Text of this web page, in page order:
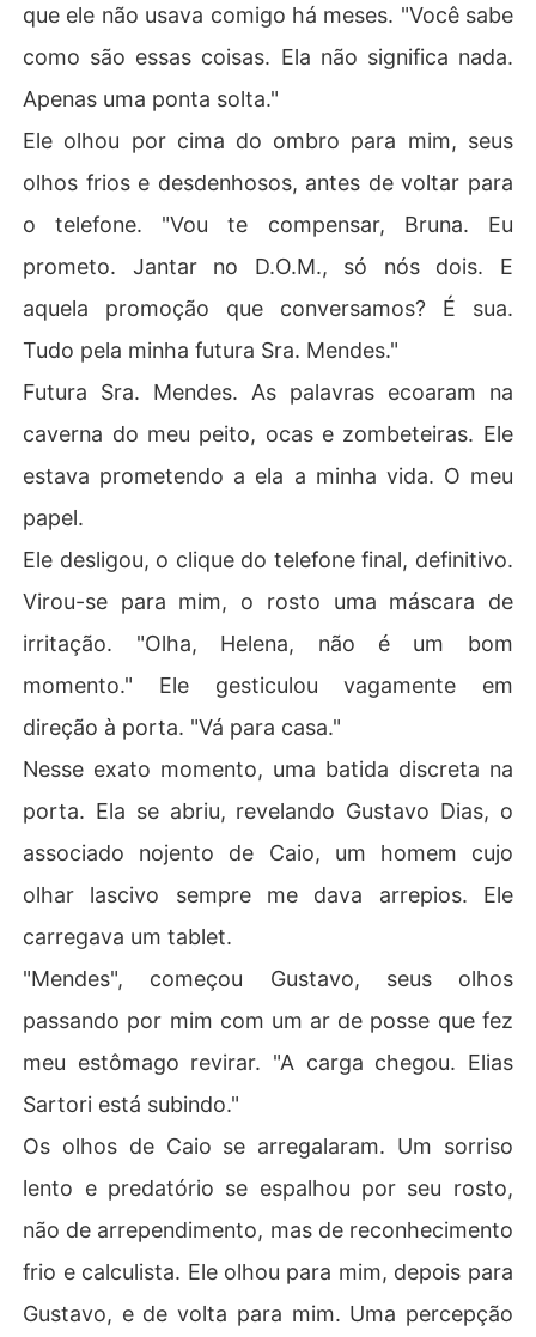
que ele não usava comigo há meses. "Você sabe
como são essas coisas. Ela não significa nada.
Apenas uma ponta solta."
Ele olhou por cima do ombro para mim, seus
olhos frios e desdenhosos, antes de voltar para
o telefone. "Vou te compensar, Bruna. Eu
prometo. Jantar no D.O.M., só nós dois. E
aquela promoção que conversamos? É sua.
Tudo pela minha futura Sra. Mendes."
Futura Sra. Mendes. As palavras ecoaram na
caverna do meu peito, ocas e zombeteiras. Ele
estava prometendo a ela a minha vida. O meu
papel.
Ele desligou, o clique do telefone final, definitivo.
Virou-se para mim, o rosto uma máscara de
irritação. "Olha, Helena, não é um bom
momento." Ele gesticulou vagamente em
direção à porta. "Vá para casa."
Nesse exato momento, uma batida discreta na
porta. Ela se abriu, revelando Gustavo Dias, o
associado nojento de Caio, um homem cujo
olhar lascivo sempre me dava arrepios. Ele
carregava um tablet.
"Mendes", começou Gustavo, seus olhos
passando por mim com um ar de posse que fez
meu estômago revirar. "A carga chegou. Elias
Sartori está subindo."
Os olhos de Caio se arregalaram. Um sorriso
lento e predatório se espalhou por seu rosto,
não de arrependimento, mas de reconhecimento
frio e calculista. Ele olhou para mim, depois para
Gustavo, e de volta para mim. Uma percepção